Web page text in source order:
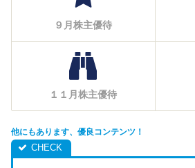
９月株主優待
１１月株主優待
他にもあります、優良コンテンツ！